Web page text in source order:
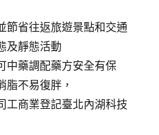
節省往返旅遊景點和交通
及靜態活動
中藥調配藥方安全有保
脂不易復胖，
工商業登記臺北內湖科技